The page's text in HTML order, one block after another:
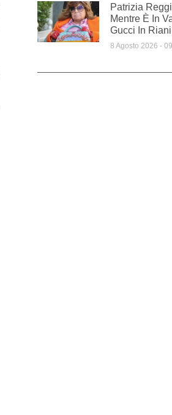
Patrizia
Mentre È In
Gucci In
8 Agosto 2026